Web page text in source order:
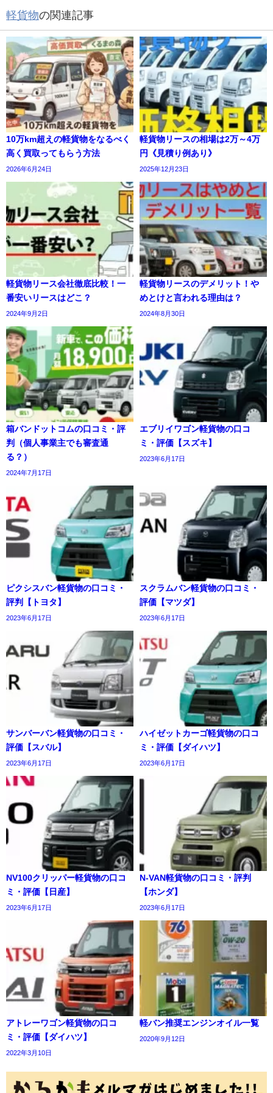
軽貨物の関連記事
10万km超えの軽貨物をなるべく
高く買取ってもらう方法
2026年6月24日
軽貨物リースの相場は2万～4万
円《見積り例あり》
2025年12月23日
軽貨物リース会社徹底比較！一
番安いリースはどこ？
2024年9月2日
軽貨物リースのデメリット！や
めとけと言われる理由は？
2024年8月30日
箱バンドットコムの口コミ・評
判（個人事業主でも審査通
る？）
2024年7月17日
エブリイワゴン軽貨物の口コ
ミ・評価【スズキ】
2023年6月17日
ピクシスバン軽貨物の口コミ・
評判【トヨタ】
2023年6月17日
スクラムバン軽貨物の口コミ・
評価【マツダ】
2023年6月17日
サンバーバン軽貨物の口コミ・
評価【スバル】
2023年6月17日
ハイゼットカーゴ軽貨物の口コ
ミ・評価【ダイハツ】
2023年6月17日
NV100クリッパー軽貨物の口コ
ミ・評価【日産】
2023年6月17日
N-VAN軽貨物の口コミ・評判
【ホンダ】
2023年6月17日
アトレーワゴン軽貨物の口コ
ミ・評価【ダイハツ】
2022年3月10日
軽バン推奨エンジンオイル一覧
2020年9月12日